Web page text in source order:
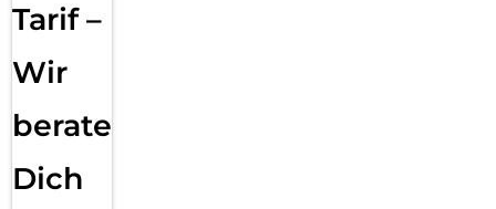
Tarif –
Wir
beraten
Dich